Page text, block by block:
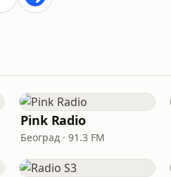
Pink Radio
Београд · 91.3 FM